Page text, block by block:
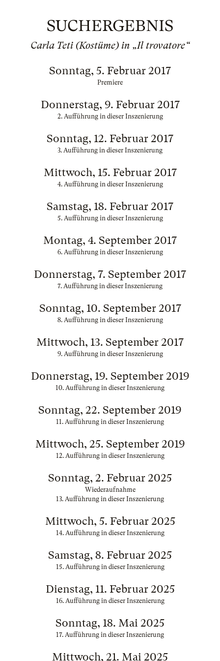
SUCHERGEBNIS
Carla Teti (Kostüme) in „Il trovatore“
Sonntag, 5. Februar 2017
Premiere
Donnerstag, 9. Februar 2017
2. Aufführung in dieser Inszenierung
Sonntag, 12. Februar 2017
3. Aufführung in dieser Inszenierung
Mittwoch, 15. Februar 2017
4. Aufführung in dieser Inszenierung
Samstag, 18. Februar 2017
5. Aufführung in dieser Inszenierung
Montag, 4. September 2017
6. Aufführung in dieser Inszenierung
Donnerstag, 7. September 2017
7. Aufführung in dieser Inszenierung
Sonntag, 10. September 2017
8. Aufführung in dieser Inszenierung
Mittwoch, 13. September 2017
9. Aufführung in dieser Inszenierung
Donnerstag, 19. September 2019
10. Aufführung in dieser Inszenierung
Sonntag, 22. September 2019
11. Aufführung in dieser Inszenierung
Mittwoch, 25. September 2019
12. Aufführung in dieser Inszenierung
Sonntag, 2. Februar 2025
Wiederaufnahme
13. Aufführung in dieser Inszenierung
Mittwoch, 5. Februar 2025
14. Aufführung in dieser Inszenierung
Samstag, 8. Februar 2025
15. Aufführung in dieser Inszenierung
Dienstag, 11. Februar 2025
16. Aufführung in dieser Inszenierung
Sonntag, 18. Mai 2025
17. Aufführung in dieser Inszenierung
Mittwoch, 21. Mai 2025